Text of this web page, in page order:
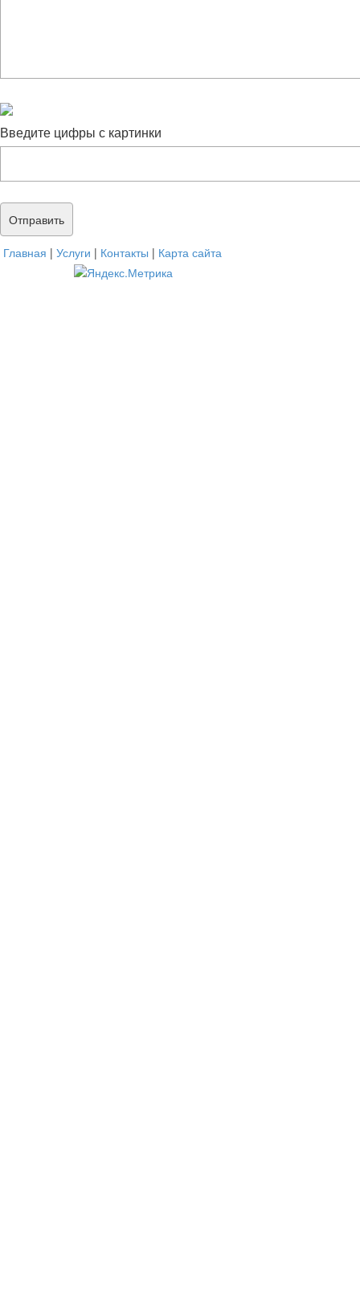
Введите цифры с картинки
Главная | Услуги | Контакты | Карта сайта